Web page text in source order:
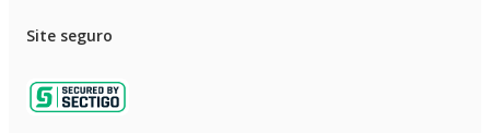
Site seguro